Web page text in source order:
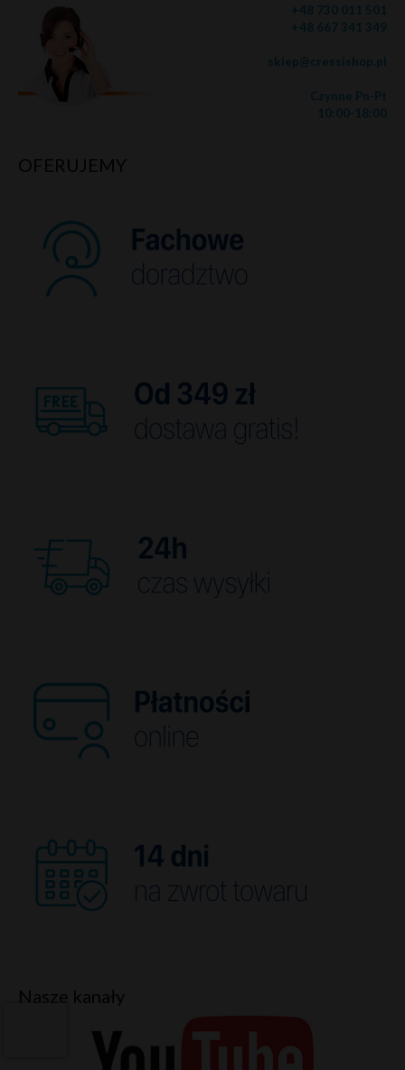
+48 730 011 501
+48 667 341 349
sklep@cressishop.pl
Czynne Pn-Pt
10:00-18:00
OFERUJEMY
Nasze kanały